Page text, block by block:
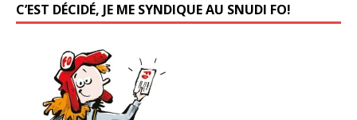
C’EST DÉCIDÉ, JE ME SYNDIQUE AU SNUDI FO!